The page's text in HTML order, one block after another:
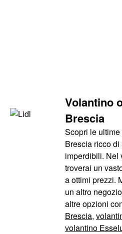
Volantino
Brescia
Scopri le
Brescia ricco
imperdibili. Nel
troverai un
a ottimi prezzi.
un altro
altre opzioni
Brescia,
volantino